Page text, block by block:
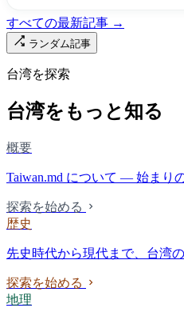
すべての最新記事 →
ランダム記事
台湾を探索
台湾をもっと知る
概要
Taiwan.md について — 始まり
探索を始める
歴史
先史時代から現代まで、台湾
探索を始める
地理